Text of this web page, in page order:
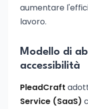
aumentare
lavoro.
Modello di
accessibilità
PleadCraft
Service (SaaS)